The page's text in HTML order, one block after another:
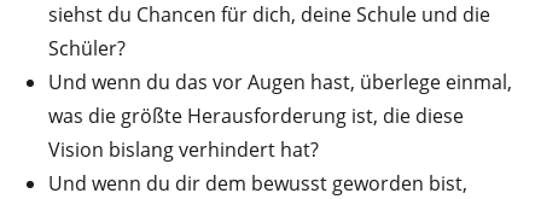
siehst du Chancen für dich, deine Schule und die
Schüler?
Und wenn du das vor Augen hast, überlege einmal,
was die größte Herausforderung ist, die diese
Vision bislang verhindert hat?
Und wenn du dir dem bewusst geworden bist,